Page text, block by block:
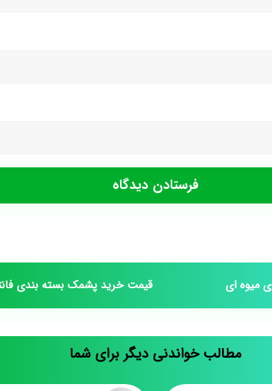
میوه ای قیمت خرید پشمک بسته بندی
مطالب خواندنی دیگر برای شما